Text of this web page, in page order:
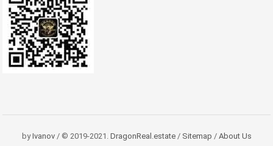
byIvanov/ © 2019-2021. DragonReal.estate/ Sitemap / About Us